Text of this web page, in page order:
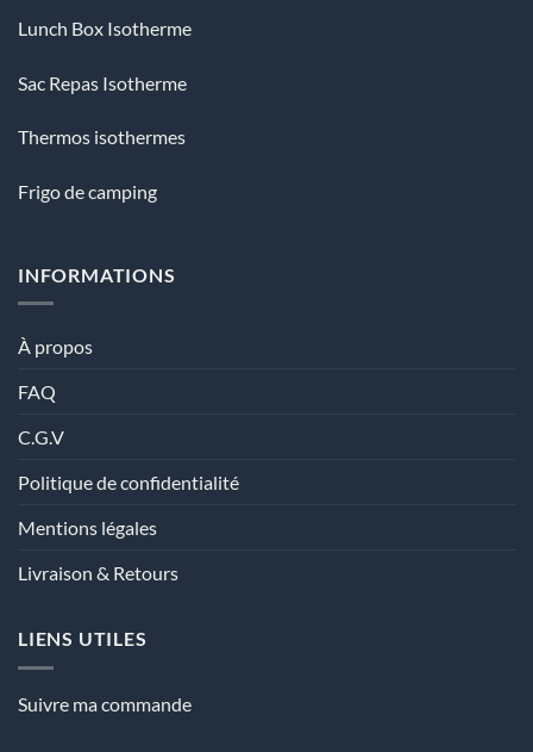
Lunch Box Isotherme
Sac Repas Isotherme
Thermos isothermes
Frigo de camping
INFORMATIONS
À propos
FAQ
C.G.V
Politique de confidentialité
Mentions légales
Livraison & Retours
LIENS UTILES
Suivre ma commande